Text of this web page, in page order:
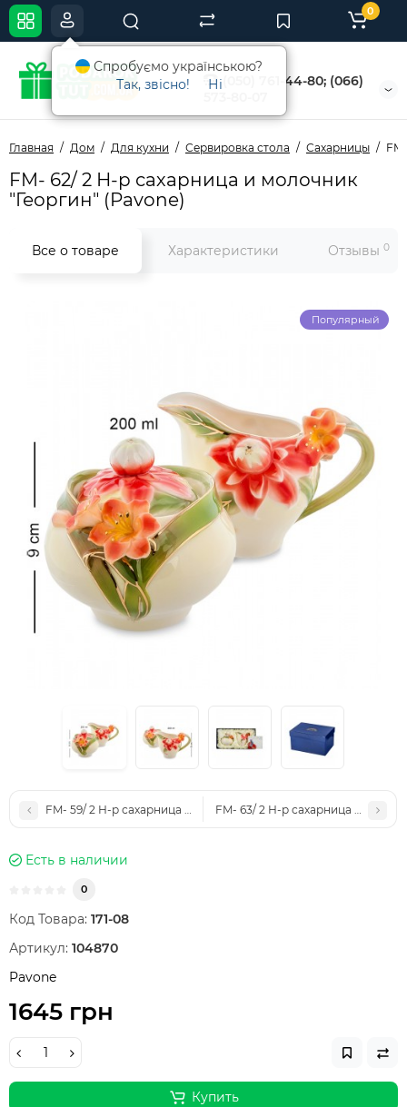
(050) 761-44-80; (066)
0
Главная Дом Для кухни Сервировка стола Сахарницы
FM- 62/ 2 Н-р сахарница и молочник
"Георгин" (Pavone)
Все о товаре Характеристики Отзывы 0
Популярный
FM- 59/ 2 Н-р сахарница и молочник "Виола" (Pavone)
FM- 63/ 2 Н-р сахарница и
Есть в наличии
0
Код Товара: 171-08
Артикул: 104870
Pavone
1645 грн
Купить
Спробуємо українською?
Так, звісно!
Ні